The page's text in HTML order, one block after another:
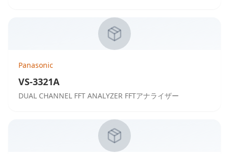
Panasonic
VS-3321A
DUAL CHANNEL FFT ANALYZER FFTアナライザー